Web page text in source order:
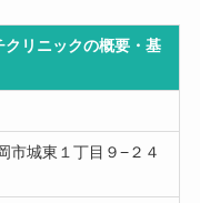
が折れてしまいま
言っていたのです
てはいけないと思
の先生は高齢者の
リニックの概要・ 基
市城東１丁目９−２４